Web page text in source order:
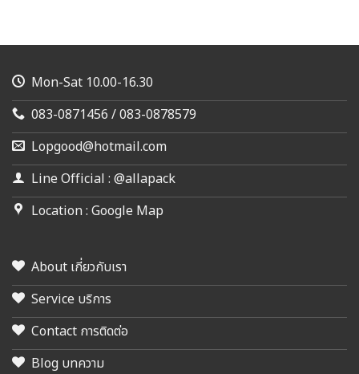
Mon-Sat 10.00-16.30
083-0871456 / 083-0878579
Lopgood@hotmail.com
Line Official : @allapack
Location : Google Map
About เกี่ยวกับเรา
Service บริการ
Contact การติดต่อ
Blog บทความ